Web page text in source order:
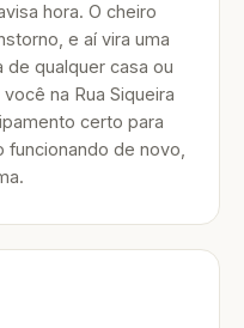
hora. O cheiro
e aí vira uma
de qualquer casa ou
na Rua Siqueira
certo para
de novo,